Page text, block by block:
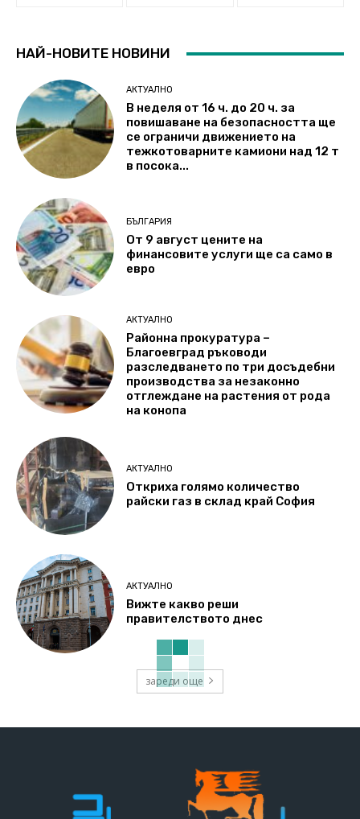
НАЙ-НОВИТЕ НОВИНИ
АКТУАЛНО
В неделя от 16 ч. до 20 ч. за
повишаване на безопасността ще
се ограничи движението на
тежкотоварните камиони над 12 т
в посока...
БЪЛГАРИЯ
От 9 август цените на
финансовите услуги ще са само в
евро
АКТУАЛНО
Районна прокуратура –
Благоевград ръководи
разследването по три досъдебни
производства за незаконно
отглеждане на растения от рода
на конопа
АКТУАЛНО
Откриха голямо количество
райски газ в склад край София
АКТУАЛНО
Вижте какво реши
правителството днес
зареди още